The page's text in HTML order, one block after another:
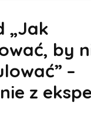
„Jak
by
–
z